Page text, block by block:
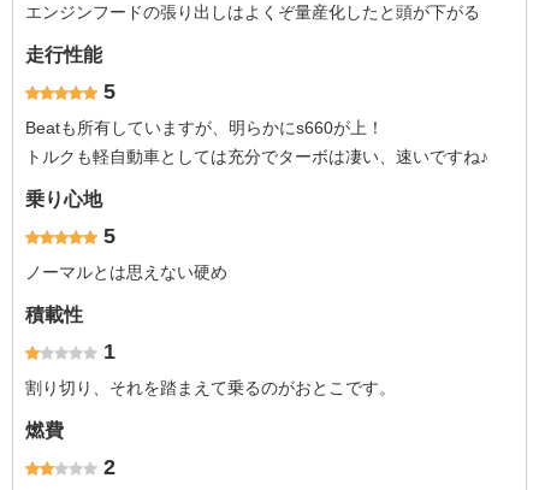
エンジンフードの張り出しはよくぞ量産化したと頭が下がる
走行性能
5
Beatも所有していますが、明らかにs660が上！
トルクも軽自動車としては充分でターボは凄い、速いですね♪
乗り心地
5
ノーマルとは思えない硬め
積載性
1
割り切り、それを踏まえて乗るのがおとこです。
燃費
2